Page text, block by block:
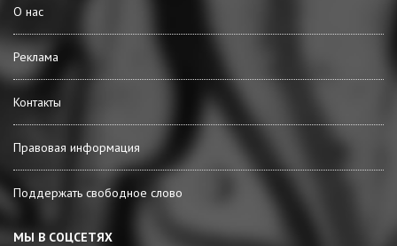
О нас
Реклама
Контакты
Правовая информация
Поддержать свободное слово
МЫ В СОЦСЕТЯХ